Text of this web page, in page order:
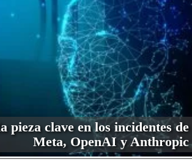
pieza clave en los incidentes de
Meta, OpenAI y Anthropic